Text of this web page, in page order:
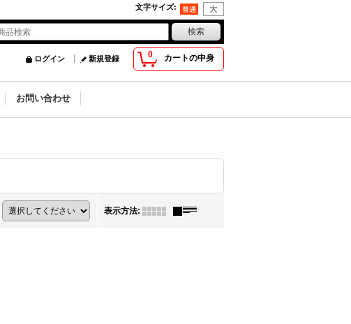
文字サイズ:
0 カートの中身
ログイン 新規登録
お問い合わせ
表示方法: